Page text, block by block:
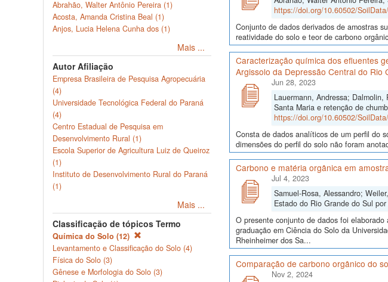
Abrahão, Walter Antônio Pereira (1)
Acosta, Amanda Cristina Beal (1)
Anjos, Lucia Helena Cunha dos (1)
Mais ...
Autor Afiliação
Empresa Brasileira de Pesquisa Agropecuária
(4)
Universidade Tecnológica Federal do Paraná
(4)
Centro Estadual de Pesquisa em
Desenvolvimento Rural (1)
Escola Superior de Agricultura Luiz de Queiroz
(1)
Instituto de Desenvolvimento Rural do Paraná
(1)
Mais ...
Classificação de tópicos Termo
Química do Solo (12)
Levantamento e Classificação do Solo (4)
Física do Solo (3)
Gênese e Morfologia do Solo (3)
https://doi.org/10.60502/
Conjunto de dados derivados de amostras
reatividade do solo e teor de carbono
Caracterização química dos efluentes
Argissolo da Depressão Central do Rio
Jun 28, 2023
Lauermann, Andressa;
Santa Maria e retenção de
https://doi.org/10.60502/
Consta de dados analíticos de um perfil do
dimensões do perfil do solo não foram
Carbono e matéria orgânica em
Jul 4, 2023
Samuel-Rosa, Alessandro;
Estado do Rio Grande do Sul
O presente conjunto de dados foi
graduação em Ciência do Solo da
Rheinheimer dos Sa...
Comparação de carbono orgânico do
Nov 2, 2024